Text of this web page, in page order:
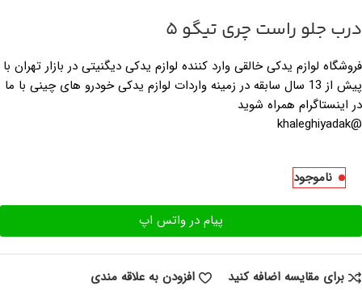
درب جلو راست چری تیگو 5
فروشگاه لوازم یدکی خالقی وارد کننده لوازم یدکی دیگنیتی در بازار تهران با
پیش از 13 سال سابقه در زمینه واردات لوازم یدکی خودرو های چینی با ما
در اینستاگرام همراه شوید
@khaleghiyadak
ناموجود
پیام در واتس اپ
برای مقایسه اضافه کنید
افزودن به علاقه مندی